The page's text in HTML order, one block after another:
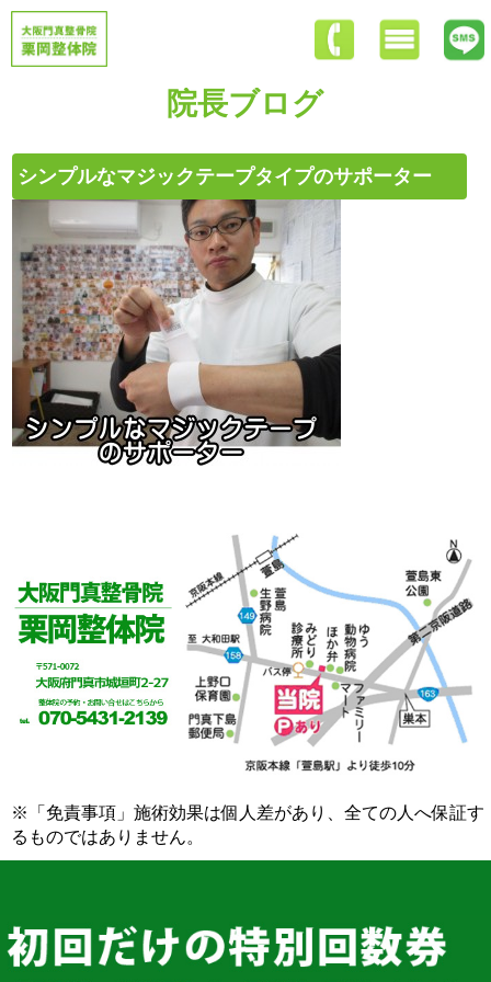
院長ブログ
シンプルなマジックテープタイプのサポーター
※「免責事項」施術効果は個人差があり、全ての人へ保証す
るものではありません。